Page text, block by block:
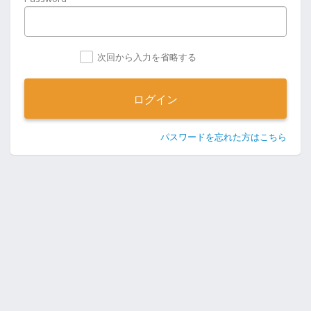
次回から入力を省略する
パスワードを忘れた方はこちら